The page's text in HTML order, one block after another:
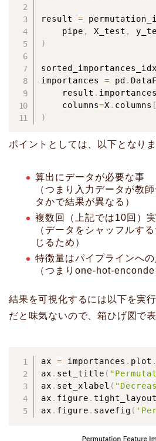
result =
    pipe
, X_test ,
)
importances = pd .
    result
. importances
    columns
=X . columns [
)
ポイントとしては、以下となりま
算出にデータが必要な事
（つまり入力データが教
タかで結果が異なる）
複数回（上記では10回）
（データをシャッフルす
じるため）
特徴量はパイプラインへ
（つまりone-hot-enconde
結果を可視化するには以下を実
だと味気ないので、箱ひげ図で
ax = importances . plot .
ax . set_title (
ax . set_xlabel (
ax . figure . tight_layout
ax . figure . savefig (